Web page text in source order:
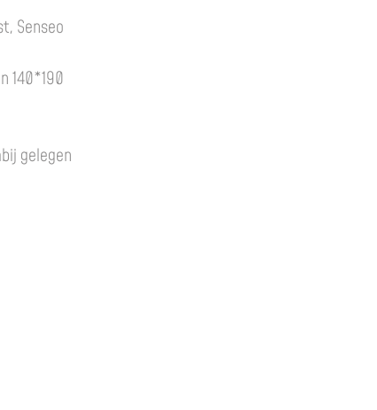
Senseo
140*190
gelegen